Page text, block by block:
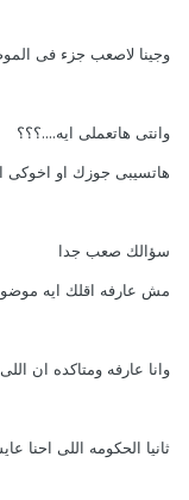
وجينا لاصعب جزء فى
وانتى هاتعملى ايه....؟؟؟
هاتسيبى جوزك او اخوكى
سؤالك صعب جدا
مش عارفه اقلك ايه
وانا عارفه ومتاكده ان
ثانيا الحكومه اللى احنا